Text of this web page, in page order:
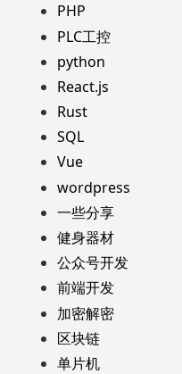
PHP
PLC工控
python
React.js
Rust
SQL
Vue
wordpress
一些分享
健身器材
公众号开发
前端开发
加密解密
区块链
单片机